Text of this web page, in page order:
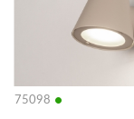
75098 •